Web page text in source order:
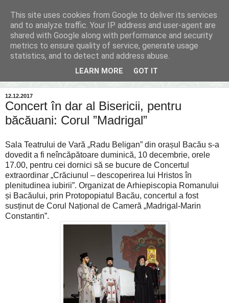
Inima Bacăului
Din inima Bacăului...spre inima ta...
12.12.2017
Concert în dar al Bisericii, pentru
băcăuani: Corul ”Madrigal”
Sala Teatrului de Vară „Radu Beligan” din orașul Bacău s-a
dovedit a fi neîncăpătoare duminică, 10 decembrie, orele
17.00, pentru cei dornici să se bucure de Concertul
extraordinar „Crăciunul – descoperirea lui Hristos în
plenitudinea iubirii”. Organizat de Arhiepiscopia Romanului
și Bacăului, prin Protopopiatul Bacău, concertul a fost
susținut de Corul Național de Cameră „Madrigal-Marin
Constantin”.
This site uses cookies from Google to deliver its services
and to analyze traffic. Your IP address and user-agent are
shared with Google along with performance and security
metrics to ensure quality of service, generate usage
statistics, and to detect and address abuse.
LEARN MORE GOT IT